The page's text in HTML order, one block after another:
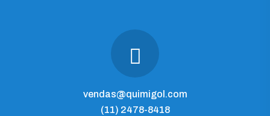
vendas@quimigol.com
(11) 2478-8418